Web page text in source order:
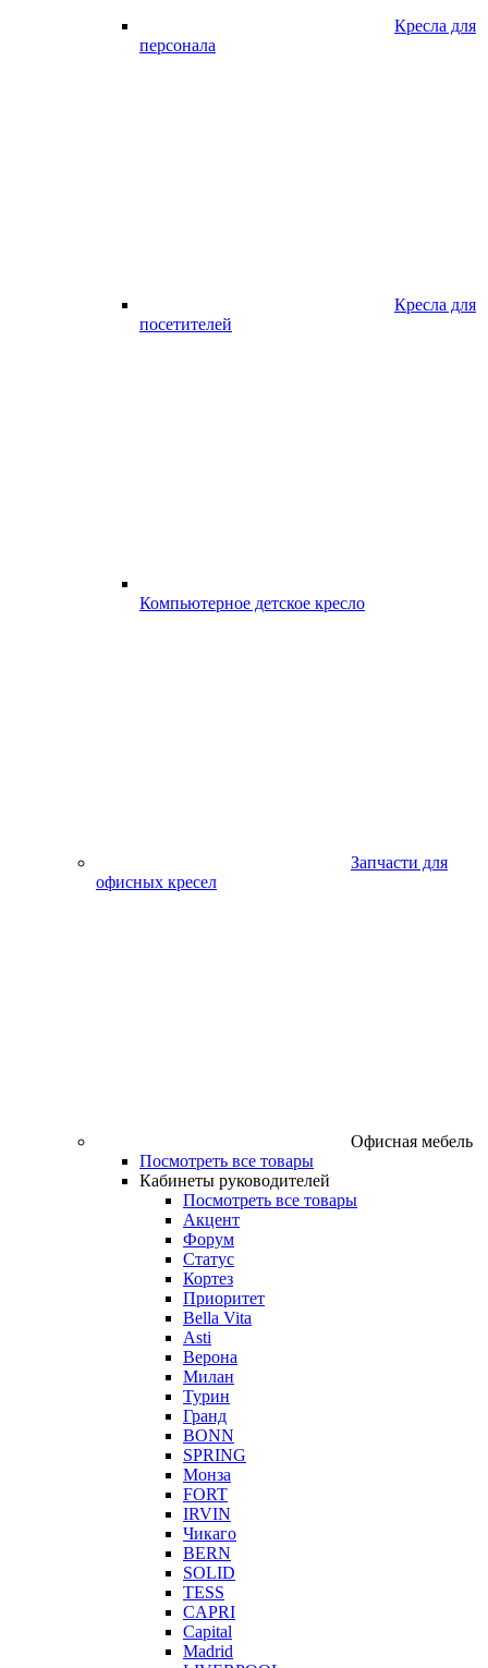
Кресла для
персонала
Кресла для
посетителей
Компьютерное детское кресло
Запчасти для
офисных кресел
Офисная мебель
Посмотреть все товары
Кабинеты руководителей
Посмотреть все товары
Акцент
Форум
Статус
Кортез
Приоритет
Bella Vita
Asti
Верона
Милан
Турин
Гранд
BONN
SPRING
Монза
FORT
IRVIN
Чикаго
BERN
SOLID
TESS
CAPRI
Capital
Madrid